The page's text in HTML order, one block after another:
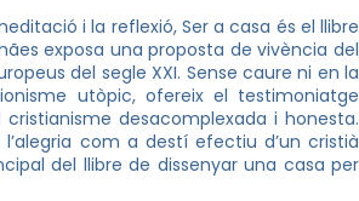
i la reflexió, Ser a casa és el llibre
exposa una proposta de vivència del
del segle XXI. Sense caure ni en la
utòpic, ofereix el testimoniatge
cristianisme desacomplexada i honesta.
com a destí efectiu d’un cristià
del llibre de dissenyar una casa per